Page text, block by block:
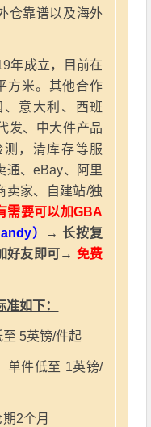
仓靠谱以及海外
年成立，目前在
方米。其他合作
意大利、西班
发、中大件产品
，清库存等服
通、eBay、阿里
卖家、自建站/独
需要可以加GBA
）
→ 长按复
好友即可→ 免费
如下：
5英镑/件起
单件低至 1英镑/
2个月